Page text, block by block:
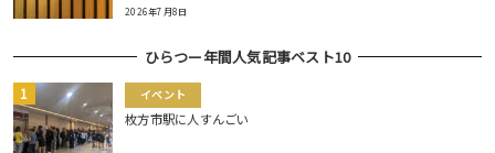
2026年7月8日
ひらつー年間人気記事ベスト10
イベント
枚方市駅に人すんごい